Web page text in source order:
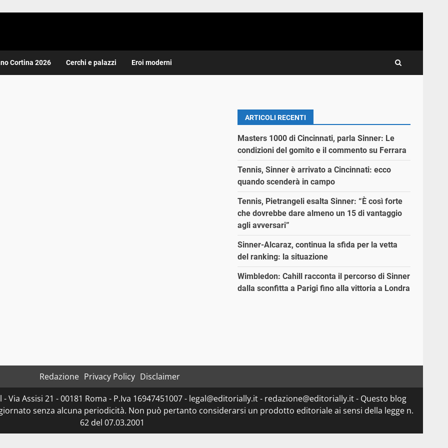
Cortina 2026 Cerchi e palazzi Eroi moderni
ARTICOLI RECENTI
Masters 1000 di Cincinnati, parla Sinner: Le
condizioni del gomito e il commento su Ferrara
Tennis, Sinner è arrivato a Cincinnati: ecco
quando scenderà in campo
Tennis, Pietrangeli esalta Sinner: “È così forte
che dovrebbe dare almeno un 15 di vantaggio
agli avversari”
Sinner-Alcaraz, continua la sfida per la vetta
del ranking: la situazione
Wimbledon: Cahill racconta il percorso di Sinner
dalla sconfitta a Parigi fino alla vittoria a Londra
Redazione Privacy Policy Disclaimer
Assisi 21 - 00181 Roma - P.Iva 16947451007 - legal@editorially.it - redazione@editorially.it - Questo blog
senza alcuna periodicità. Non può pertanto considerarsi un prodotto editoriale ai sensi della legge n.
62 del 07.03.2001